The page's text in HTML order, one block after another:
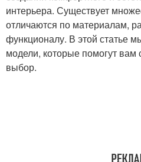
Раковина с
антибактериальным
интерьера. Существует
отличаются по материалам,
функционалу. В этой статье
модели, которые помогут вам
выбор.